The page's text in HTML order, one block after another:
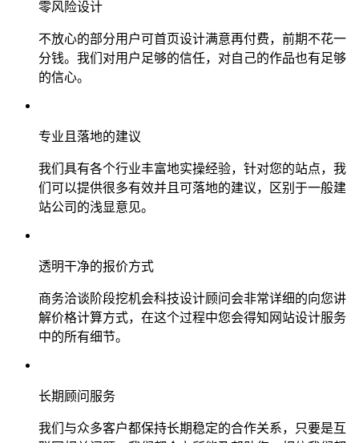
零风险设计
不放心的部分用户可首页设计满意再付费，前期不花一
分钱。我们对用户足够的信任，对自己的作品也有足够
的信心。
专业且落地的建议
我们具有各个行业丰富地实操经验，针对您的站点，我
们可以提供很多有效并且可落地的建议，区别于一般建
站公司的浅显意见。
透明干净的报价方式
商务洽谈阶段挖机会科技设计顾问会非常详细的向您讲
解价格计算方式，在这个过程中您会得知网站设计服务
中的所有细节。
长期顾问服务
我们与众多客户都保持长期稳定的合作关系，只要是互